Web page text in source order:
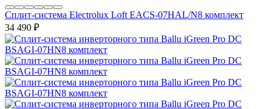
Сплит-система Electrolux Loft EACS-07HAL/N8 комплект
34 490 ₽